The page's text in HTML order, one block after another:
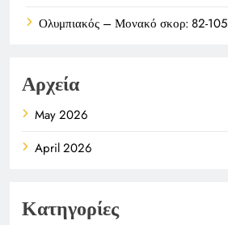
Ολυμπιακός – Μονακό σκορ: 82-105
Αρχεία
May 2026
April 2026
Κατηγορίες